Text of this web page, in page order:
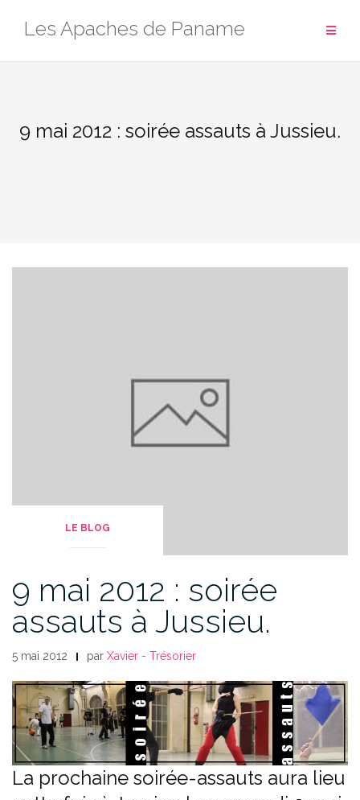
Les Apaches de Paname
9 mai 2012 : soirée assauts à Jussieu.
LE BLOG
9 mai 2012 : soirée
assauts à Jussieu.
5 mai 2012 par Xavier - Trésorier
La prochaine soirée-assauts aura lieu